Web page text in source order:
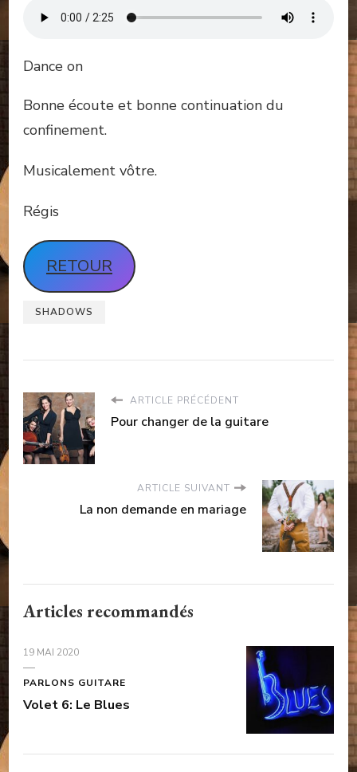
Dance on
Bonne écoute et bonne continuation du
confinement.
Musicalement vôtre.
Régis
RETOUR
SHADOWS
ARTICLE PRÉCÉDENT
Pour changer de la guitare
ARTICLE SUIVANT
La non demande en mariage
Articles recommandés
19 MAI 2020
PARLONS GUITARE
Volet 6: Le Blues